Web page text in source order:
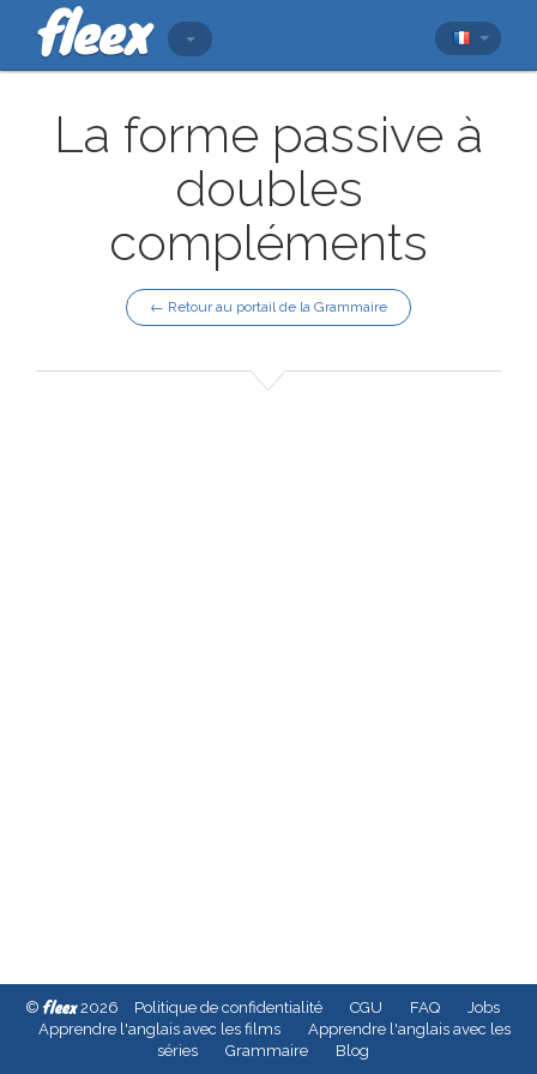
La forme passive à
doubles
compléments
← Retour au portail de la Grammaire
© fleex2026 Politique de confidentialité CGU FAQ
Jobs
Apprendre l'anglais avec les films
Apprendre l'anglais avec les
séries
Grammaire Blog